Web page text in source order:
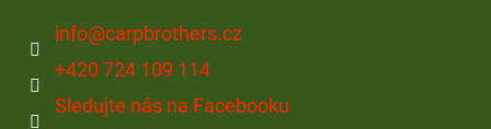
info@carpbrothers.cz
+420 724 109 114
Sledujte nás na Facebooku